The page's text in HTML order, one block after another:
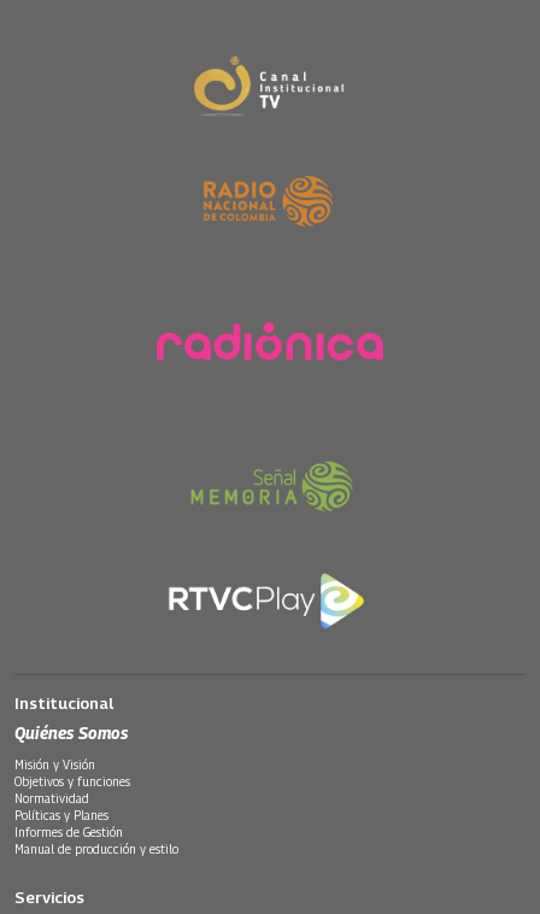
Institucional
Quiénes Somos
Misión y Visión
Objetivos y funciones
Normatividad
Políticas y Planes
Informes de Gestión
Manual de producción y estilo
Servicios